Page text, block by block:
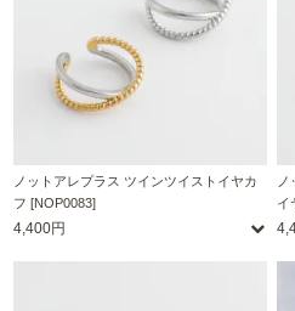
ノットアレプラス ツインツイストイヤカ
フ [NOP0083]
4,400円
イ